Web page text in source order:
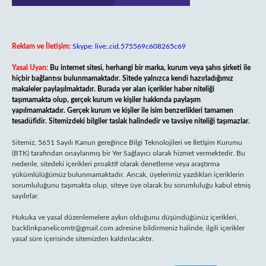
Reklam ve İletişim: Skype: live:.cid.575569c608265c69
Yasal Uyarı: Bu internet sitesi, herhangi bir marka, kurum veya şahıs şirketi ile
hiçbir bağlantısı bulunmamaktadır. Sitede yalnızca kendi hazırladığımız
makaleler paylaşılmaktadır. Burada yer alan içerikler haber niteliği
taşımamakta olup, gerçek kurum ve kişiler hakkında paylaşım
yapılmamaktadır. Gerçek kurum ve kişiler ile isim benzerlikleri tamamen
tesadüfidir. Sitemizdeki bilgiler taslak halindedir ve tavsiye niteliği taşımazlar.
Sitemiz, 5651 Sayılı Kanun gereğince Bilgi Teknolojileri ve İletişim Kurumu
(BTK) tarafından onaylanmış bir Yer Sağlayıcı olarak hizmet vermektedir. Bu
nedenle, sitedeki içerikleri proaktif olarak denetleme veya araştırma
yükümlülüğümüz bulunmamaktadır. Ancak, üyelerimiz yazdıkları içeriklerin
sorumluluğunu taşımakta olup, siteye üye olarak bu sorumluluğu kabul etmiş
sayılırlar.
Hukuka ve yasal düzenlemelere aykırı olduğunu düşündüğünüz içerikleri,
backlinkpanelicomtr@gmail.com adresine bildirmeniz halinde, ilgili içerikler
yasal süre içerisinde sitemizden kaldırılacaktır.